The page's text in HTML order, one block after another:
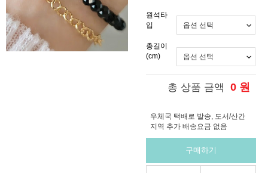
원석타
입
총길이
(cm)
총 상품 금액 0 원
우체국 택배로 발송, 도서/산간
지역 추가 배송요금 없음
구매하기